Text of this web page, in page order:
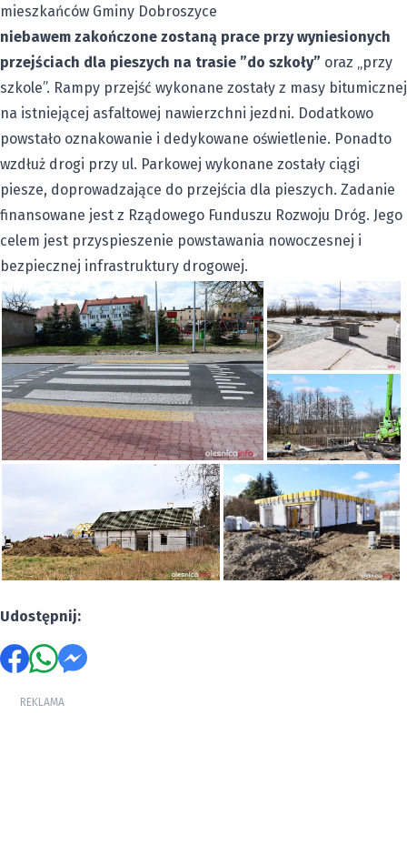
mieszkańców Gminy Dobroszyce
niebawem zakończone zostaną prace przy wyniesionych
przejściach dla pieszych na trasie ”do szkoły” oraz „przy
szkole”. Rampy przejść wykonane zostały z masy bitumicznej
na istniejącej asfaltowej nawierzchni jezdni. Dodatkowo
powstało oznakowanie i dedykowane oświetlenie. Ponadto
wzdłuż drogi przy ul. Parkowej wykonane zostały ciągi
piesze, doprowadzające do przejścia dla pieszych. Zadanie
finansowane jest z Rządowego Funduszu Rozwoju Dróg. Jego
celem jest przyspieszenie powstawania nowoczesnej i
bezpiecznej infrastruktury drogowej.
Udostępnij:
REKLAMA